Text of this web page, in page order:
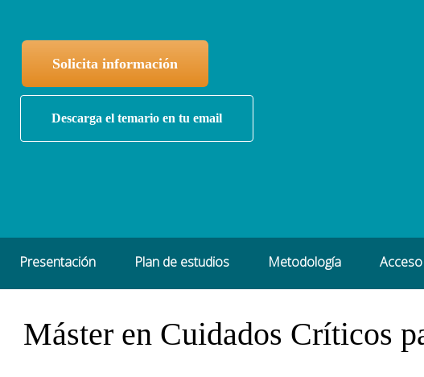
Solicita información
Descarga el temario en tu email
Presentación Plan de estudios Metodología Acceso
Máster en Cuidados Críticos